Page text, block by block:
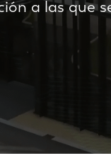
a las que